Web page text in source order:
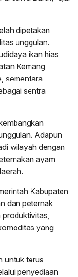
dipetakan
unggulan.
ikan hias
Kemang
sementara
sentra
Adapun
wilayah dengan
ayam
Kabupaten
dan peternak
yang
untuk terus
penyediaan